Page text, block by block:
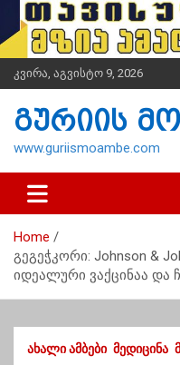
i
t
n
კვირა, აგვისტო 9, 2026
გურიის
www.guriismoambe.com
Home
გეგეჭკორი: Johnson &
იდეალური ვაქცინაა და
ᲐᲮᲐᲚᲘ ᲐᲛᲑᲔᲑᲘ ᲛᲔᲓᲘᲪᲘᲜᲐ